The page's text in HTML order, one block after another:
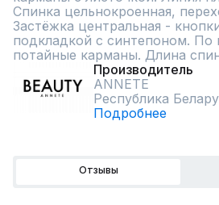
Спинка цельнокроенная,
Застёжка центральная -
подкладкой с синтепоном. По
потайные карманы. Длина
Производитель
ANNETE
Республика
Подробнее
Отзывы